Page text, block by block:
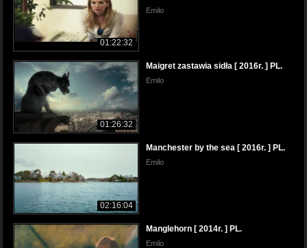
01:22:32
Emilo
01:26:32
Maigret zastawia sidła [ 2016r. ] PL.
Emilo
02:16:04
Manchester by the sea [ 2016r. ] PL.
Emilo
Manglehorn [ 2014r. ] PL.
Emilo